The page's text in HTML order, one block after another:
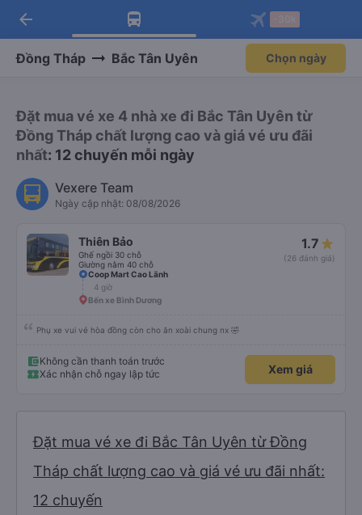
Tải app Vexere ngay!
Nhận ưu đãi thành viên độc
Mở app
Tải app Vexere
-30k/ghế khi đặt vé máy bay qua
Mở app
arrow_back
Đồng Tháp Bắc Tân Uyên Chọn ngày
Đặt mua vé xe 4 nhà xe đi Bắc Tân Uyên từ
Đồng Tháp chất lượng cao và giá vé ưu đãi
nhất: 12 chuyến mỗi ngày
Vexere Team
Ngày cập nhật: 08/08/2026
Thiên Bảo
Ghế ngồi 30 chỗ
Giường nằm 40 chỗ
1.7
(26 đánh giá)
Coop Mart Cao Lãnh
4 giờ
Bến xe Bình Dương
Phụ xe vui vẻ hòa đồng còn cho ăn xoài chung nx 🤣
Không cần thanh toán trước
Xác nhận chỗ ngay lập tức
Xem giá
Đặt mua vé xe đi Bắc Tân Uyên từ Đồng
Tháp chất lượng cao và giá vé ưu đãi nhất:
12 chuyến